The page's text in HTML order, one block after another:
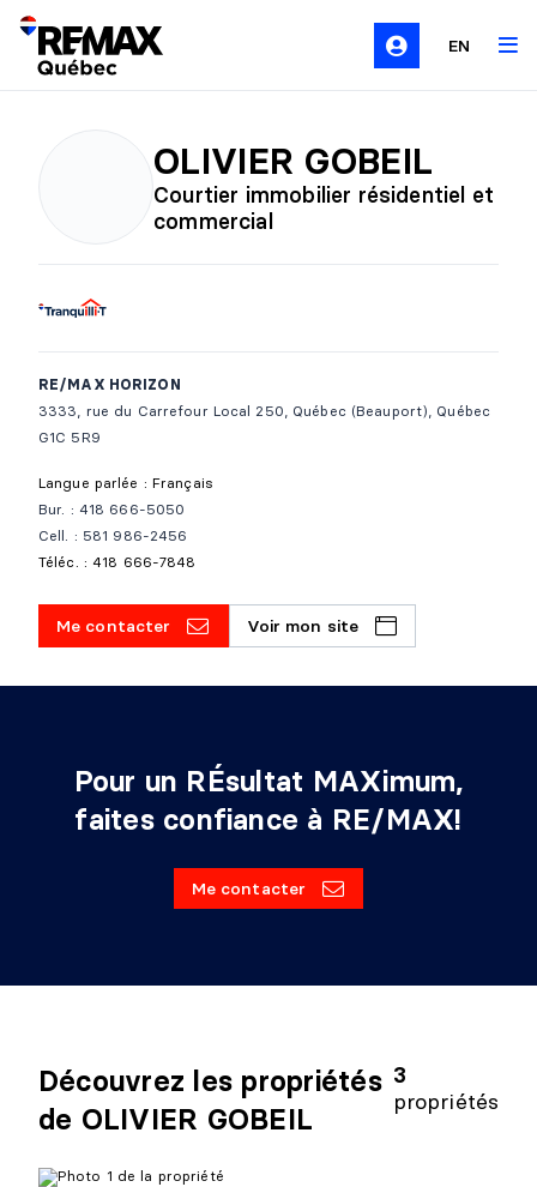
EN
OLIVIER GOBEIL
Courtier immobilier résidentiel et
commercial
RE/MAX HORIZON
3333, rue du Carrefour Local 250, Québec (Beauport), Québec
G1C 5R9
Langue parlée : Français
Bur. : 418 666-5050
Cell. : 581 986-2456
Téléc. : 418 666-7848
Me contacter Voir mon site
Pour un RÉsultat MAXimum,
faites confiance à RE/MAX!
Me contacter
Découvrez les propriétés
de OLIVIER GOBEIL
3
propriétés